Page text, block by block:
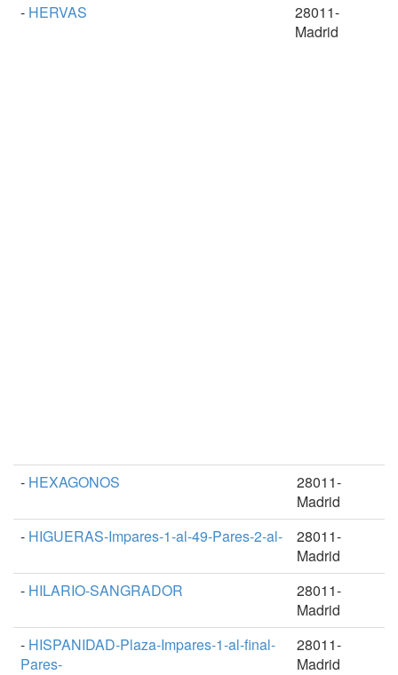
- HERVAS
28011-
Madrid
- HEXAGONOS
28011-
Madrid
- HIGUERAS-Impares-1-al-49-Pares-2-al-
28011-
Madrid
- HILARIO-SANGRADOR
28011-
Madrid
- HISPANIDAD-Plaza-Impares-1-al-final-
Pares-
28011-
Madrid